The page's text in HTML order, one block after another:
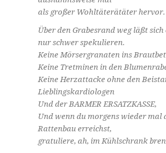
als großer Wohltäterätäter hervor.
Über den Grabesrand weg läßt
nur schwer spekulieren.
Keine Mörsergranaten ins
Keine Tretminen in den
Keine Herzattacke ohne den
Lieblingskardiologen
Und der BARMER ERSATZKASSE,
Und wenn du morgens wieder
Rattenbau erreichst,
gratuliere, ah, im Kühlschrank